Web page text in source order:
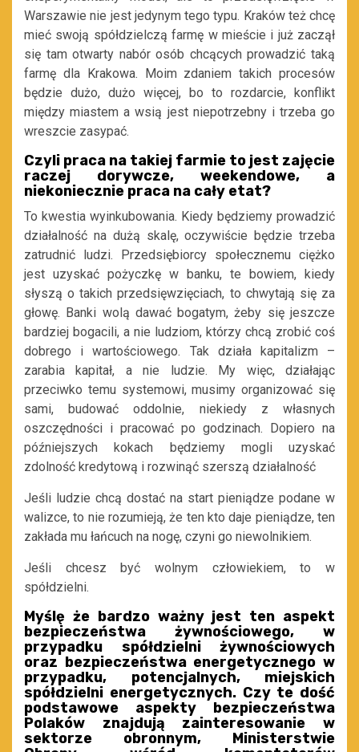
Warszawie nie jest jedynym tego typu. Kraków też chcę
mieć swoją spółdzielczą farmę w mieście i już zaczął
się tam otwarty nabór osób chcących prowadzić taką
farmę dla Krakowa. Moim zdaniem takich procesów
będzie dużo, dużo więcej, bo to rozdarcie, konflikt
między miastem a wsią jest niepotrzebny i trzeba go
wreszcie zasypać.
Czyli praca na takiej farmie to jest zajęcie
raczej dorywcze, weekendowe, a
niekoniecznie praca na cały etat?
To kwestia wyinkubowania. Kiedy będziemy prowadzić
działalność na dużą skalę, oczywiście będzie trzeba
zatrudnić ludzi. Przedsiębiorcy społecznemu ciężko
jest uzyskać pożyczkę w banku, te bowiem, kiedy
słyszą o takich przedsięwzięciach, to chwytają się za
głowę. Banki wolą dawać bogatym, żeby się jeszcze
bardziej bogacili, a nie ludziom, którzy chcą zrobić coś
dobrego i wartościowego. Tak działa kapitalizm –
zarabia kapitał, a nie ludzie. My więc, działając
przeciwko temu systemowi, musimy organizować się
sami, budować oddolnie, niekiedy z własnych
oszczędności i pracować po godzinach. Dopiero na
późniejszych kokach będziemy mogli uzyskać
zdolność kredytową i rozwinąć szerszą działalność
Jeśli ludzie chcą dostać na start pieniądze podane w
walizce, to nie rozumieją, że ten kto daje pieniądze, ten
zakłada mu łańcuch na nogę, czyni go niewolnikiem.
Jeśli chcesz być wolnym człowiekiem, to w
spółdzielni.
Myślę że bardzo ważny jest ten aspekt
bezpieczeństwa żywnościowego, w
przypadku spółdzielni żywnościowych
oraz bezpieczeństwa energetycznego w
przypadku, potencjalnych, miejskich
spółdzielni energetycznych. Czy te dość
podstawowe aspekty bezpieczeństwa
Polaków znajdują zainteresowanie w
sektorze obronnym, Ministerstwie